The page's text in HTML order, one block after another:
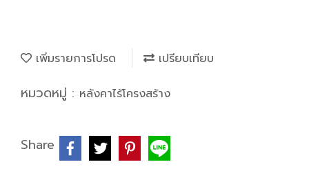
เพิ่มรายการโปรด เปรียบเทียบ
หมวดหมู่ : หลังคาไร้โครงสร้าง
Share